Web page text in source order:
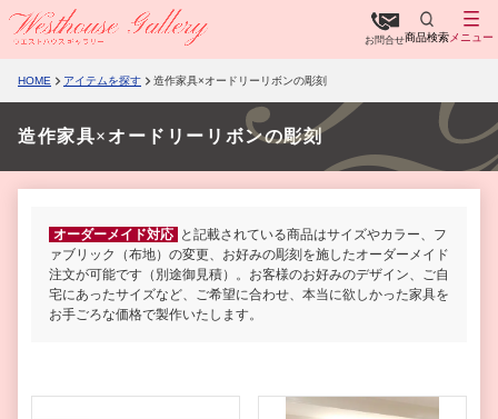
お問合せ商品検索 メニュー
HOME アイテムを探す 造作家具×オードリーリボンの彫刻
造作家具×オードリーリボンの彫刻
オーダーメイド対応 と記載されている商品はサイズやカラー、フ
ァブリック（布地）の変更、お好みの彫刻を施したオーダーメイド
注文が可能です（別途御見積）。お客様のお好みのデザイン、ご自
宅にあったサイズなど、ご希望に合わせ、本当に欲しかった家具を
お手ごろな価格で製作いたします。